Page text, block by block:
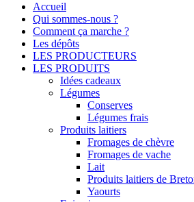
Accueil
Qui sommes-nous ?
Comment ça marche ?
Les dépôts
LES PRODUCTEURS
LES PRODUITS
Idées cadeaux
Légumes
Conserves
Légumes frais
Produits laitiers
Fromages de chèvre
Fromages de vache
Lait
Produits laitiers de
Yaourts